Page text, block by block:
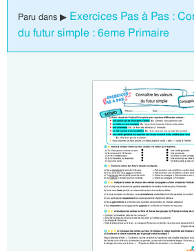
Paru dans ▶ Exercices Pas à Pas :
du futur simple : 6eme Primaire